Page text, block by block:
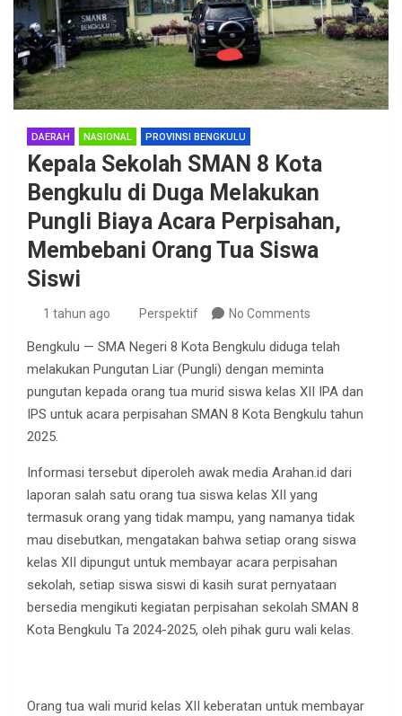
DAERAH NASIONAL PROVINSI BENGKULU
Kepala Sekolah SMAN 8 Kota
Bengkulu di Duga Melakukan
Pungli Biaya Acara Perpisahan,
Membebani Orang Tua Siswa
Siswi
1 tahun ago Perspektif No Comments
Bengkulu — SMA Negeri 8 Kota Bengkulu diduga telah
melakukan Pungutan Liar (Pungli) dengan meminta
pungutan kepada orang tua murid siswa kelas XII IPA dan
IPS untuk acara perpisahan SMAN 8 Kota Bengkulu tahun
2025.
Informasi tersebut diperoleh awak media Arahan.id dari
laporan salah satu orang tua siswa kelas XII yang
termasuk orang yang tidak mampu, yang namanya tidak
mau disebutkan, mengatakan bahwa setiap orang siswa
kelas XII dipungut untuk membayar acara perpisahan
sekolah, setiap siswa siswi di kasih surat pernyataan
bersedia mengikuti kegiatan perpisahan sekolah SMAN 8
Kota Bengkulu Ta 2024-2025, oleh pihak guru wali kelas.
Orang tua wali murid kelas XII keberatan untuk membayar